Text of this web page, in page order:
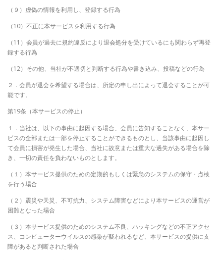
（９）虚偽の情報を利用し、登録する行為
（10）不正に本サービスを利用する行為
（11）会員が過去に規約違反により退会処分を受けているにも関わらず再登
録する行為
（12）その他、当社が不適切と判断する行為や書き込み、投稿などの行為
２．会員が退会を希望する場合は、所定の申し出によって退会することが可
能です。
第19条（本サービスの停止）
１．当社は、以下の事由に起因する場合、会員に告知することなく、本サー
ビスの全部または一部を停止することができるものとし、当該事由に起因し
て会員に損害が発生した場合、当社に故意または重大な過失がある場合を除
き、一切の責任を負わないものとします。
（１）本サービス提供のための定期的もしくは緊急のシステムの保守・点検
を行う場合
（２）震災や天災、不可抗力、システム障害などにより本サービスの運営が
困難となった場合
（３）本サービス提供のためのシステム不良、ハッキングなどの不正アクセ
ス、コンピューターウイルスの感染が疑われるなど、本サービスの提供に支
障があると判断された場合